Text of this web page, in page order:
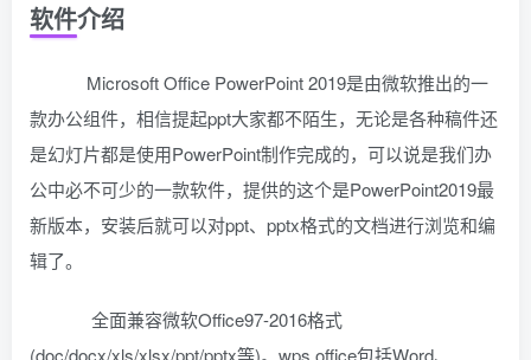
软件介绍
Microsoft Office PowerPoint 2019是由微软推出的一
款办公组件，相信提起ppt大家都不陌生，无论是各种稿件还
是幻灯片都是使用PowerPoint制作完成的，可以说是我们办
公中必不可少的一款软件，提供的这个是PowerPoint2019最
新版本，安装后就可以对ppt、pptx格式的文档进行浏览和编
辑了。
全面兼容微软Office97-2016格式